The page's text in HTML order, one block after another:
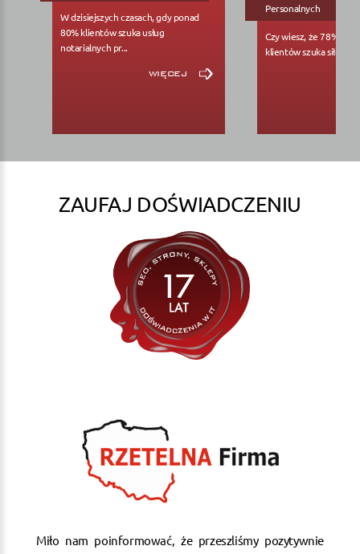
W dzisiejszych czasach, gdy ponad
80% klientów szuka usług
notarialnych pr...
więcej
Personalnych
Czy wiesz, że 78%
klientów szuka siłowni...
ZAUFAJ DOŚWIADCZENIU
Miło nam poinformować, że przeszliśmy pozytywnie